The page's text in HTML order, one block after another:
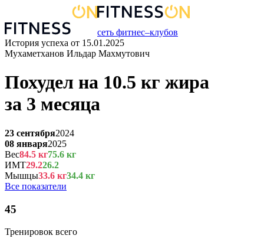
сеть фитнес–клубов
История успеха от 15.01.2025
Мухаметханов Ильдар Махмутович
Похудел на 10.5 кг жира
за 3 месяца
23 сентября2024
08 января2025
Вес84.5 кг75.6 кг
ИМТ29.226.2
Мышцы33.6 кг34.4 кг
Все показатели
45
Тренировок всего